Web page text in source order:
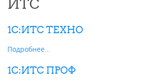
ИТС
1С:ИТС ТЕХНО
Подробнее...
1С:ИТС ПРОФ